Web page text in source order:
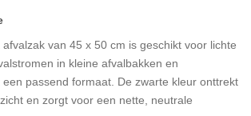
van 45 x 50 cm is geschikt voor lichte
in kleine afvalbakken en
passend formaat. De zwarte kleur onttrekt
en zorgt voor een nette, neutrale